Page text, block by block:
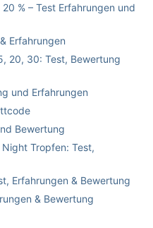
% – Test Erfahrungen und
Erfahrungen
20, 30: Test, Bewertung
und Erfahrungen
Bewertung
Night Tropfen: Test,
Erfahrungen & Bewertung
& Bewertung